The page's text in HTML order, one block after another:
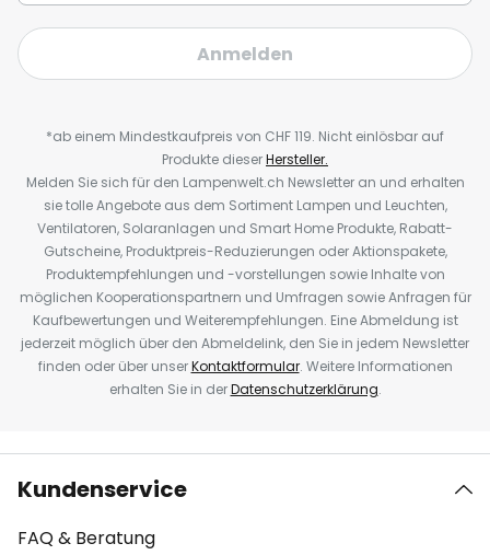
Anmelden
*ab einem Mindestkaufpreis von CHF 119. Nicht einlösbar auf
Produkte dieserHersteller.
Melden Sie sich für den Lampenwelt.ch Newsletter an und erhalten
sie tolle Angebote aus dem Sortiment Lampen und Leuchten,
Ventilatoren, Solaranlagen und Smart Home Produkte, Rabatt-
Gutscheine, Produktpreis-Reduzierungen oder Aktionspakete,
Produktempfehlungen und -vorstellungen sowie Inhalte von
möglichen Kooperationspartnern und Umfragen sowie Anfragen für
Kaufbewertungen und Weiterempfehlungen. Eine Abmeldung ist
jederzeit möglich über den Abmeldelink, den Sie in jedem Newsletter
finden oder über unserKontaktformular. Weitere Informationen
erhalten Sie in derDatenschutzerklärung.
Kundenservice
FAQ & Beratung